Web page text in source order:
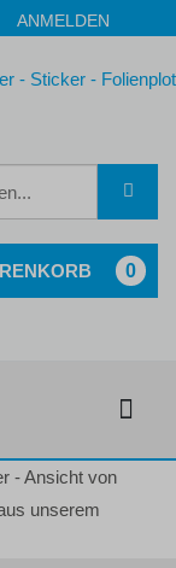
ANMELDEN
0